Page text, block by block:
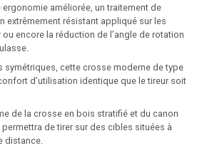
améliorée, un traitement de
extrêmement résistant appliqué sur les
encore la réduction de l’angle de rotation
symétriques, cette crosse moderne de type
d’utilisation identique que le tireur soit
de la crosse en bois stratifié et du canon
de tirer sur des cibles situées à
distance.